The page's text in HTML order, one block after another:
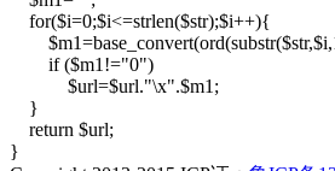
for($i=0;$i<=strlen($str);$i++){
if ($m1!="0")
$url=$url."\x".$m1;
}
return $url;
}